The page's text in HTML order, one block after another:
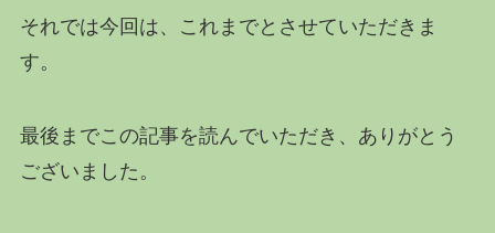
それでは今回は、これまでとさせていただきま
す。
最後までこの記事を読んでいただき、ありがとう
ございました。